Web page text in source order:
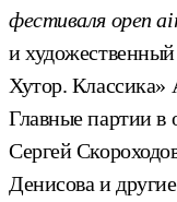
фестиваля open
и художественный
Хутор. Классика»
Главные партии в
Сергей
Денисова и